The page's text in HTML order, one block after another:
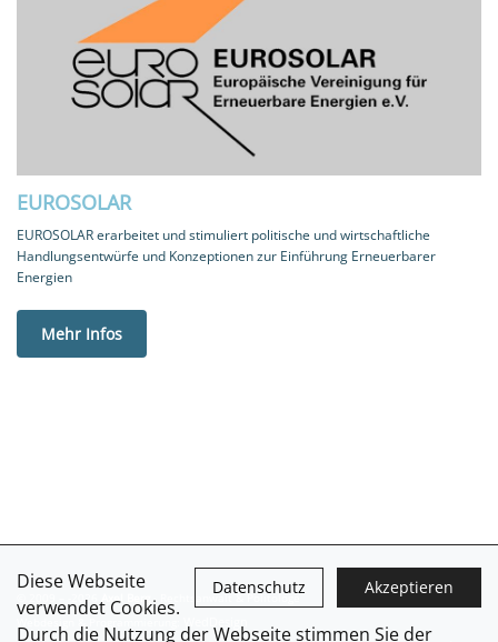
Akzeptieren
Datenschutz
Diese Webseite
verwendet Cookies.
Durch die Nutzung der Webseite stimmen Sie der
EUROSOLAR
EUROSOLAR erarbeitet und stimuliert politische und wirtschaftliche
Handlungsentwürfe und Konzeptionen zur Einführung Erneuerbarer
Energien
Mehr Infos
-2026 Axel Berg - Rechtsanwalt & Politologe